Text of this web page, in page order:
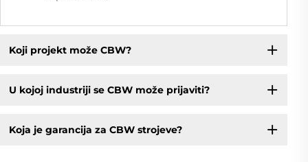
Koji projekt može CBW?
U kojoj industriji se CBW može prijaviti?
Koja je garancija za CBW strojeve?